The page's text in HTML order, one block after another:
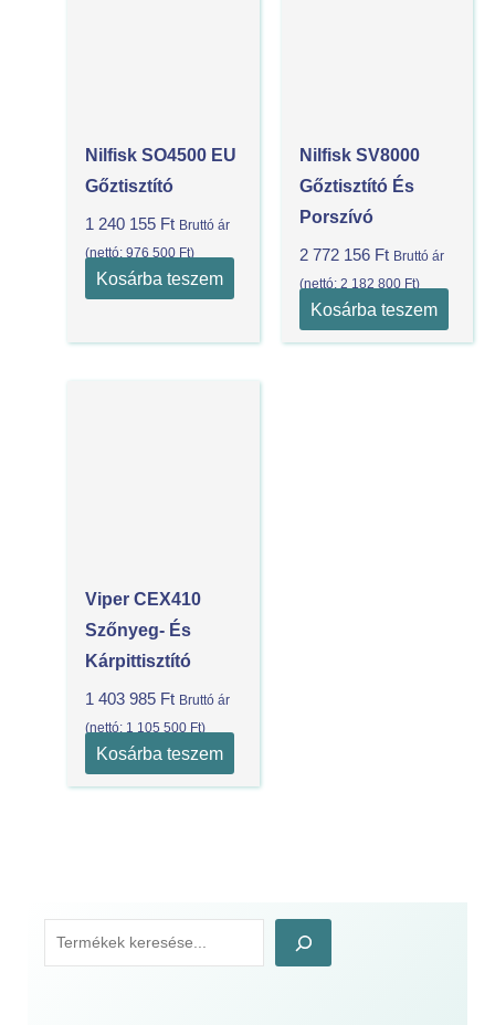
Nilfisk SO4500 EU
Gőztisztító
1 240 155 Ft Bruttó ár
(nettó:976 500 Ft)
Kosárba teszem
Nilfisk SV8000
Gőztisztító És
Porszívó
2 772 156 Ft Bruttó ár
(nettó: 2 182 800 Ft)
Kosárba teszem
Viper CEX410
Szőnyeg- És
Kárpittisztító
1 403 985 Ft Bruttó ár
(nettó: 1 105 500 Ft)
Kosárba teszem